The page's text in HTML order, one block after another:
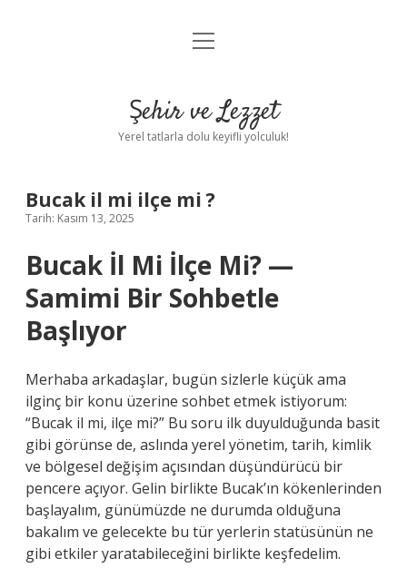
Anasayfa
Yasal Uyarı
menüyü
Şehir ve Lezzet
Yerel tatlarla dolu keyifli yolculuk!
Bucak il mi ilçe mi ?
Tarih: Kasım 13, 2025
Bucak İl Mi İlçe Mi? —
Samimi Bir Sohbetle
Başlıyor
Merhaba arkadaşlar, bugün sizlerle küçük ama
ilginç bir konu üzerine sohbet etmek istiyorum:
“Bucak il mi, ilçe mi?” Bu soru ilk duyulduğunda basit
gibi görünse de, aslında yerel yönetim, tarih, kimlik
ve bölgesel değişim açısından düşündürücü bir
pencere açıyor. Gelin birlikte Bucak’ın kökenlerinden
başlayalım, günümüzde ne durumda olduğuna
bakalım ve gelecekte bu tür yerlerin statüsünün ne
gibi etkiler yaratabileceğini birlikte keşfedelim.